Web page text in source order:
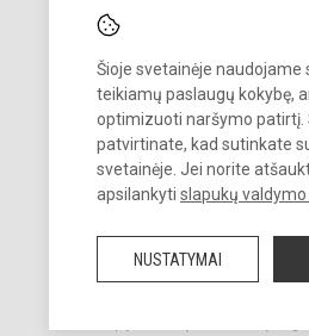
Šioje svetainėje
teikiamų paslaugų kokybę,
optimizuoti naršymo patirtį.
patvirtinate, kad sutinkate
svetainėje. Jei norite
apsilankyti slapukų
NUSTATYMAI
Pastebėjote
Turite pasiūlymų?
RAŠYKITE